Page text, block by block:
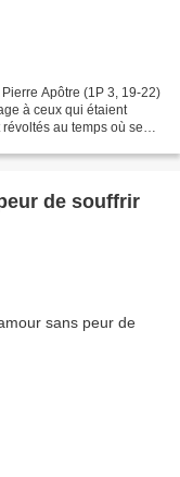
Apôtre (1P 3, 19-22)
à ceux qui étaient
au temps où se
de souffrir